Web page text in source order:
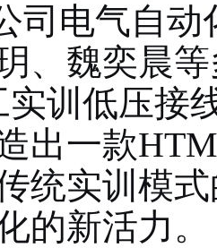
司电气自动
、魏奕晨
实训低压接
出一款
统实训模
的新活力。